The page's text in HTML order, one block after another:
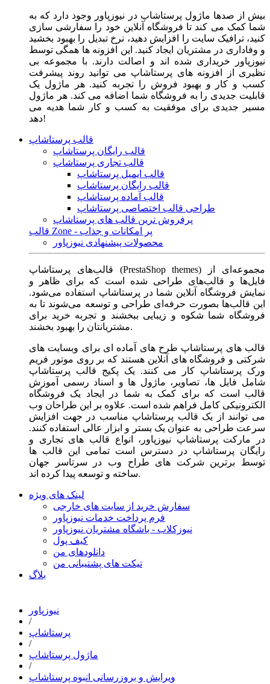
بیش از صدها ماژول پرستاشاپ در نیوزپاور وجود دارد که به
شما کمک می کند تا فروشگاه آنلاین خود را سفارشی سازی
کنید، ترافیک سایت را افزایش دهید، نرخ تبدیل را بهبود بخشید
و وفاداری در مشتریان ایجاد کنید. این افزونه ها همگی توسط
نیوزپاور خریداری شده اند و اصالت دارند. با مجموعه بی
نظیری از افزونه های پرستاشاپ می توانید روند پیشرفت
کسب و کار و بهبود فروش را تجربه کنید. هر ماژول یک
قابلیت جدیدی را به فروشگاه شما اضافه می کند. هر ماژول
مسیر جدیدی برای موفقیت به کسب و کار شما هدیه می
دهد!
قالب پرستاشاپ
قالب رایگان پرستاشاپ
قالب تجاری پرستاشاپ
قالب ایمیل پرستاشاپ
قالب رایگان پرستاشاپ
قالب آماده پرستاشاپ
طراحی قالب اختصاصی پرستاشاپ
پرفروش ترین قالب های پرستاشاپ
قالب Zone - پر امکانات و جذاب
محصولات پیشنهادی نیوزپاور
قالب‌های پرستاشاپ (PrestaShop themes) مجموعه‌ای از
فایل‌ها و قالب‌های طراحی شده است که برای ظاهر و
نمایش فروشگاه آنلاین شما در پرستاشاپ استفاده می‌شود.
این قالب‌ها بصورت حرفه‌ای طراحی و توسعه می‌شوند تا به
فروشگاه شما شکوه و زیبایی ببخشند و تجربه خرید برای
مشتریانتان را بهبود بخشند.
قالب های پرستاشاپ طرح های آماده ای برای وبسایت های
شرکتی و فروشگاه های آنلاین هستند که بر روی موتور فریم
ورک پرستاشاپ کار می کنند. یک پکیج قالب پرستاشاپ
شامل فایل ها، تصاویر، ماژول ها و اسناد رسمی آموزش
قالب است که برای کمک به شما در ایجاد یک فروشگاه
الکترونیکی کامل فراهم شده است. علاوه بر این طراحان وب
می توانند از یک قالب پرستاشاپ مناسب در جهت افزایش
سرعت طراحی به عنوان یک بستر و ابزار عالی استفاده کنند.
در مارکت پرستاشاپ نیوزپاور، انواع قالب های تجاری و
رایگان پرستاشاپ در دسترس است تمامی این قالب ها
توسط برترین شرکت های طراح وب در سرتاسر جهان
ساخته و توسعه پیدا کرده اند.
لینک های ویژه
سفارش خرید از سایت های خارجی
فرم پرداخت خدمات نیوزپاور
نیوزکلاب - باشگاه مشتریان نیوزپاور
کیف پول
دانلودهای من
تیکت های پشتیبانی من
بلاگ
نیوزپاور
/
پرستاشاپ
/
ماژول پرستاشاپ
/
ویرایش و بروزرسانی انبوه پرستاشاپ